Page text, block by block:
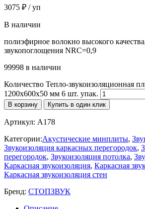
3075 ₽ / уп
В наличии
полиэфирное волокно высокого
звукопоглощения NRC=0,9
99998 в наличии
Количество Тепло-звукоизоляционная
1200х600х50 мм 6 шт. упак.
В корзину Купить в один клик
Артикул: A178
Категории:Акустические минплиты,
Звукоизоляция каркасных перегородок,
перегородок, Звукоизоляция потолка,
Каркасная звукоизоляция, Каркасная
Каркасная звукоизоляция стен
Бренд: СТОПЗВУК